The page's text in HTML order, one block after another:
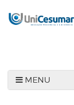
MENU